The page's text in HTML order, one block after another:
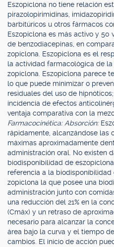
Eszopiclona no tiene relación
pirazolopirimidinas,
barbitúricos u otros fármacos
Eszopiclona es más activo y 50
de benzodiacepinas, en
zopiclona. Eszopiclona es el
la actividad farmacológica de
zopiclona. Eszopiclona parece
lo que puede minimizar o
residuales del uso de
incidencia de efectos
ventaja comparativa con la
Farmacocinética: Absorción:
rápidamente, alcanzándose las
máximas aproximadamente
administración oral. No existen
biodisponibilidad de
referencia a la
zopiclona la que posee una
administración junto con
una reducción del 21% en la
(Cmáx) y un retraso de
necesario para alcanzar la
área bajo la curva y el tiempo
cambios. El inicio de acción